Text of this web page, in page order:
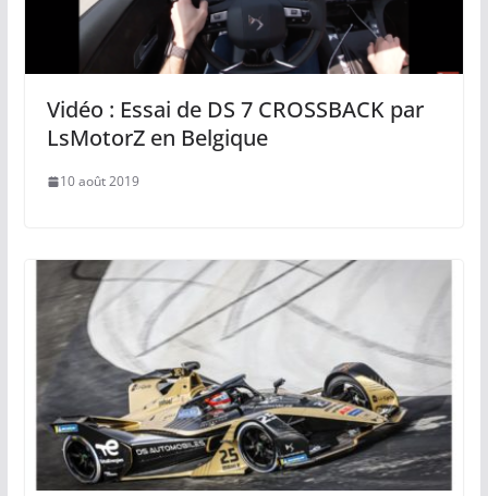
Vidéo : Essai de DS 7 CROSSBACK par
LsMotorZ en Belgique
10 août 2019